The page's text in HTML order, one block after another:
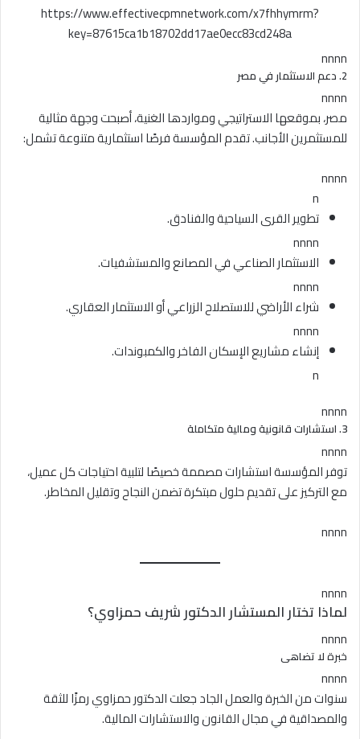
https://www.effectivecpmnetwork.com/x7fhhymrm?
key=87615ca1b18702dd17ae0ecc83cd248a
nnnn
2. دعم الاستثمار في مصر
nnnn
مصر، بموقعها الاستراتيجي ومواردها الغنية، أصبحت وجهة مثالية
للمستثمرين الأجانب. تقدم المؤسسة فرصًا استثمارية متنوعة تشمل:
nnnn
n
تطوير القرى السياحية والفنادق.
nnnn
الاستثمار الصناعي في المصانع والمستشفيات.
nnnn
شراء الأراضي للاستصلاح الزراعي أو الاستثمار العقاري.
nnnn
إنشاء مشاريع الإسكان الفاخر والكمبوندات.
n
nnnn
3. استشارات قانونية ومالية متكاملة
nnnn
توفر المؤسسة استشارات مصممة خصيصًا لتلبية احتياجات كل عميل،
مع التركيز على تقديم حلول مبتكرة تضمن النجاح وتقليل المخاطر.
nnnn
nnnn
لماذا تختار المستشار الدكتور شريف حمزاوي؟
nnnn
خبرة لا تضاهى
nnnn
سنوات من الخبرة والعمل الجاد جعلت الدكتور حمزاوي رمزًا للثقة
والمصداقية في مجال القانون والاستشارات المالية.